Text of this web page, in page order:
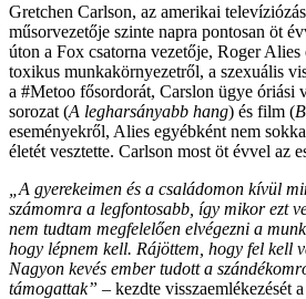
Gretchen Carlson, az amerikai
műsorvezetője szinte napra pontosan öt
úton a Fox csatorna vezetője, Roger Alies
toxikus munkakörnyezetről, a szexuális
a #Metoo fősordorát, Carslon ügye óriási
sorozat (A legharsányabb hang) és film (
eseményekről, Alies egyébként nem
életét vesztette. Carlson most öt évvel az
„A gyerekeimen és a családomon kívül
számomra a legfontosabb, így mikor ezt
nem tudtam megfelelően elvégezni a
hogy lépnem kell. Rájöttem, hogy fel kell
Nagyon kevés ember tudott a
támogattak” – kezdte visszaemlékezését